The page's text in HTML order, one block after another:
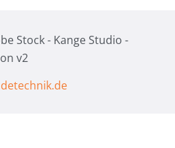
Stock - Kange Studio -
v2